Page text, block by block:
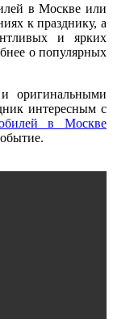
в Москве или
к празднику, а
и ярких
о популярных
оригинальными
интересным с
в Москве